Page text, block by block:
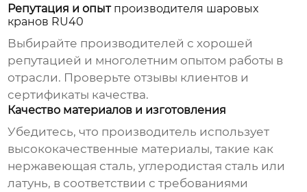
Репутация и опыт производителя шаровых
кранов RU40
Выбирайте производителей с хорошей
репутацией и многолетним опытом работы в
отрасли. Проверьте отзывы клиентов и
сертификаты качества.
Качество материалов и изготовления
Убедитесь, что производитель использует
высококачественные материалы, такие как
нержавеющая сталь, углеродистая сталь или
латунь, в соответствии с требованиями